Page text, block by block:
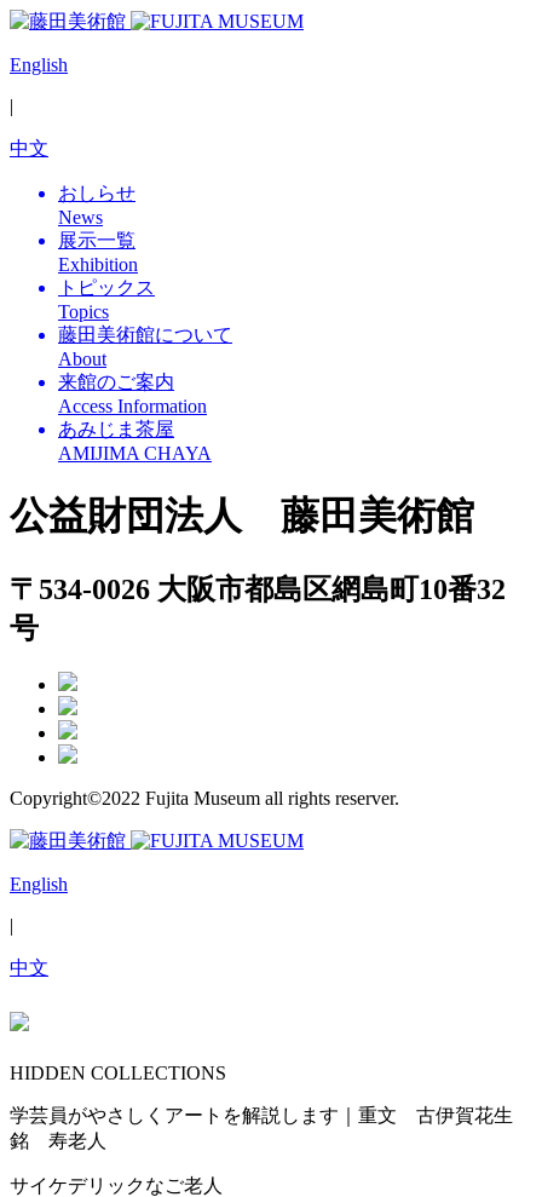
English
|
中文
おしらせ
News
展示一覧
Exhibition
トピックス
Topics
藤田美術館について
About
来館のご案内
Access Information
あみじま茶屋
AMIJIMA CHAYA
公益財団法人 藤田美術館
〒534-0026 大阪市都島区網島町10番32
号
Copyright©2022 Fujita Museum all rights reserver.
English
|
中文
HIDDEN COLLECTIONS
学芸員がやさしくアートを解説します｜重文 古伊賀花生
銘 寿老人
サイケデリックなご老人